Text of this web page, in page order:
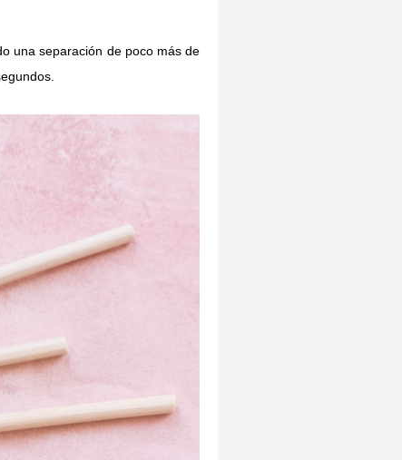
una separación de poco más de